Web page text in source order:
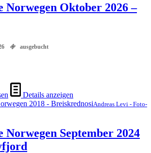
Norwegen Oktober 2026 –
ausgebucht
Details anzeigen
Andreas Levi - Foto-
Norwegen September 2024